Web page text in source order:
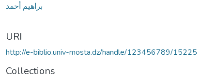
براهيم أحمد
URI
http://e-biblio.univ-mosta.dz/handle/123456789/15225
Collections